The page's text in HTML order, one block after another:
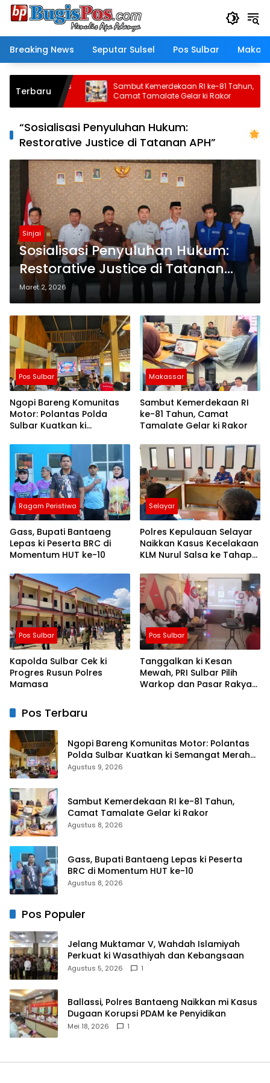
Langsung
Breaking News
Seputar Sulsel Pos Sulbar
Terbaru
Polantas
Sambut Kemerdekaan RI ke-81 Tahun,
Camat Tamalate Gelar ki Rakor
“Sosialisasi Penyuluhan Hukum:
Restorative Justice di Tatanan APH”
Sinjai
Sosialisasi Penyuluhan Hukum:
Restorative Justice di Tatanan
APH
Maret 2, 2026
Pos Sulbar
Ngopi Bareng Komunitas
Motor: Polantas Polda
Sulbar Kuatkan ki
Keselamatan
Makassar
Sambut Kemerdekaan RI
ke-81 Tahun, Camat
Tamalate Gelar ki Rakor
Ragam Peristiwa
Gass, Bupati Bantaeng
Lepas ki Peserta BRC di
Momentum HUT ke-10
Selayar
Polres Kepulauan Selayar
Naikkan Kasus Kecelakaan
KLM Nurul Salsa ke Tahap
Pos Sulbar
Kapolda Sulbar Cek ki
Progres Rusun Polres
Mamasa
Pos Sulbar
Tanggalkan ki Kesan
Mewah, PRI Sulbar Pilih
Warkop dan Pasar Rakyat
Pos Terbaru
Ngopi Bareng Komunitas Motor: Polantas
Polda Sulbar Kuatkan ki Semangat Merah
Putih dan Keselamatan
Agustus 9, 2026
Sambut Kemerdekaan RI ke-81 Tahun,
Camat Tamalate Gelar ki Rakor
Agustus 8, 2026
Gass, Bupati Bantaeng Lepas ki Peserta
BRC di Momentum HUT ke-10
Agustus 8, 2026
Pos Populer
Jelang Muktamar V, Wahdah Islamiyah
Perkuat ki Wasathiyah dan Kebangsaan
Agustus 5, 2026 1
Ballassi, Polres Bantaeng Naikkan mi Kasus
Dugaan Korupsi PDAM ke Penyidikan
Mei 18, 2026 1